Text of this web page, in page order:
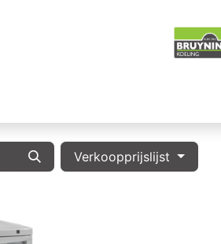
Verkoopprijslijst